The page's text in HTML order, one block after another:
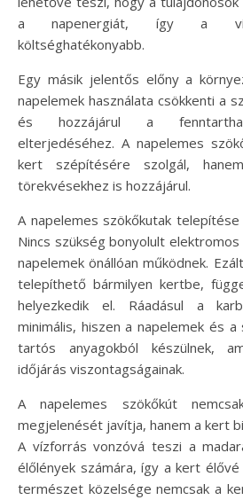
a napenergiát, így a
költséghatékonyabb.
Egy másik jelentős előny a
napelemek használata csökkenti a
és hozzájárul a
elterjedéséhez. A napelemes
kert szépítésére szolgál,
törekvésekhez is hozzájárul.
A napelemes szökőkutak
Nincs szükség bonyolult
napelemek önállóan működnek.
telepíthető bármilyen kertbe,
helyezkedik el. Ráadásul a
minimális, hiszen a napelemek és
tartós anyagokból készülnek,
időjárás viszontagságainak.
A napelemes szökőkút
megjelenését javítja, hanem a kert
A vízforrás vonzóvá teszi a
élőlények számára, így a kert
természet közelsége nemcsak a